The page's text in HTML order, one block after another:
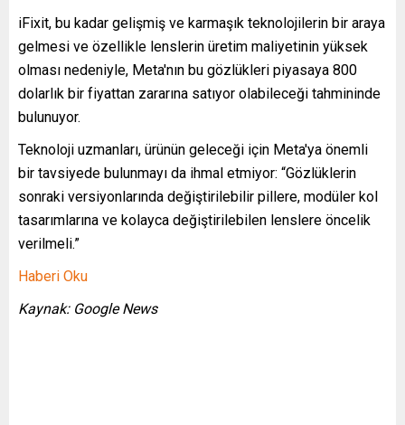
iFixit, bu kadar gelişmiş ve karmaşık teknolojilerin bir araya
gelmesi ve özellikle lenslerin üretim maliyetinin yüksek
olması nedeniyle, Meta'nın bu gözlükleri piyasaya 800
dolarlık bir fiyattan zararına satıyor olabileceği tahmininde
bulunuyor.
Teknoloji uzmanları, ürünün geleceği için Meta'ya önemli
bir tavsiyede bulunmayı da ihmal etmiyor: “Gözlüklerin
sonraki versiyonlarında değiştirilebilir pillere, modüler kol
tasarımlarına ve kolayca değiştirilebilen lenslere öncelik
verilmeli.”
Haberi Oku
Kaynak: Google News